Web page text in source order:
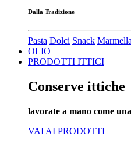
Dalla Tradizione
Pasta Dolci Snack
OLIO
PRODOTTI ITTICI
Conserve ittiche
lavorate a mano come
VAI AI PRODOTTI